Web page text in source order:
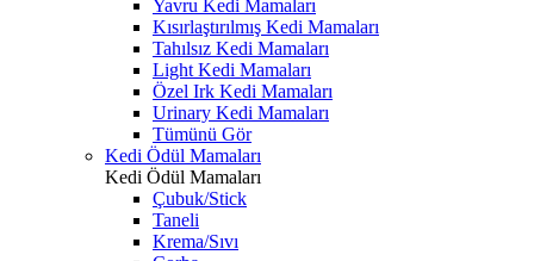
Yavru Kedi Mamaları
Kısırlaştırılmış Kedi Mamaları
Tahılsız Kedi Mamaları
Light Kedi Mamaları
Özel Irk Kedi Mamaları
Urinary Kedi Mamaları
Tümünü Gör
Kedi Ödül Mamaları
Kedi Ödül Mamaları
Çubuk/Stick
Taneli
Krema/Sıvı